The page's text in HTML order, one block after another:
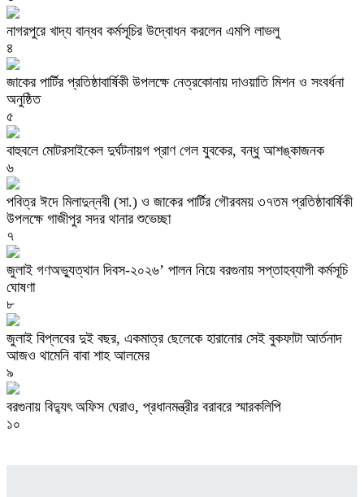
নাগরপুরে খাদ্য বান্ধব কর্মসূচির উদ্বোধন করলেন এমপি লাভলু
৪
জাকের পার্টির প্রতিষ্ঠাবার্ষিকী উপলক্ষে নেত্রকোনায় দাওয়াতি মিশন ও সংবর্ধনা
অনুষ্ঠিত
৫
বাহুবলে মোটরসাইকেল দুর্ঘটনায়গ প্রাণ গেল যুবকের, বন্ধু আশঙ্কাজনক
৬
পবিত্র ঈদে মিলাদুন্নবী (সা.) ও জাকের পার্টির গৌরবময় ৩৭তম প্রতিষ্ঠাবার্ষিকী
উপলক্ষে গাজীপুর সদর থানার শুভেচ্ছা
৭
জুলাই গণঅভ্যুত্থান দিবস-২০২৬’ পালন নিয়ে বরগুনায় সপ্তাহব্যাপী কর্মসূচি
ঘোষণা
৮
জুলাই বিপ্লবের দুই বছর, একমাত্র ছেলেকে হারানোর সেই বুকফাটা আর্তনাদ
আজও থামেনি বাবা শাহ আলমের
৯
বরগুনায় বিদ্যুৎ অফিস ঘেরাও, প্রধানমন্ত্রীর বরাবরে স্মারকলিপি
১০